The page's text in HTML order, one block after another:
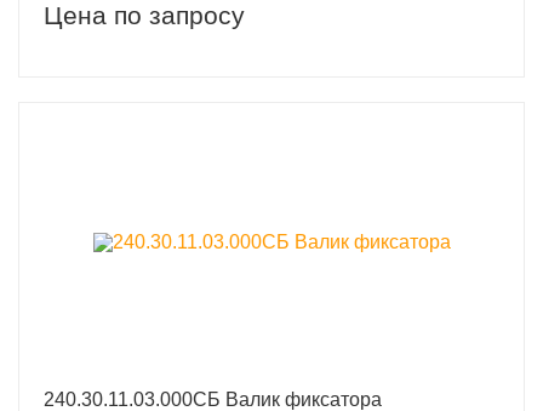
Цена по запросу
240.30.11.03.000СБ Валик фиксатора